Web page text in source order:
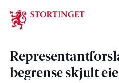
Stortinget.no
begrense skjult